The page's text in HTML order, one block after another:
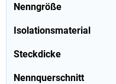
Nenngröße
Isolationsmaterial
Steckdicke
Nennquerschnitt